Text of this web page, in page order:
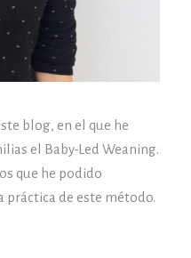
blog, en el que he
el Baby-Led Weaning.
que he podido
práctica de este método.